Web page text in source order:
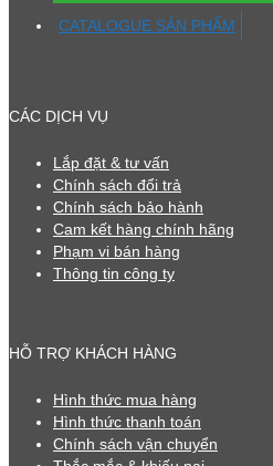
CATALOGUE SẢN PHẨM
CÁC DỊCH VỤ
Lắp đặt & tư vấn
Chính sách đổi trả
Chính sách bảo hành
Cam kết hàng chính hãng
Phạm vi bán hàng
Thông tin công ty
HỖ TRỢ KHÁCH HÀNG
Hình thức mua hàng
Hình thức thanh toán
Chính sách vận chuyển